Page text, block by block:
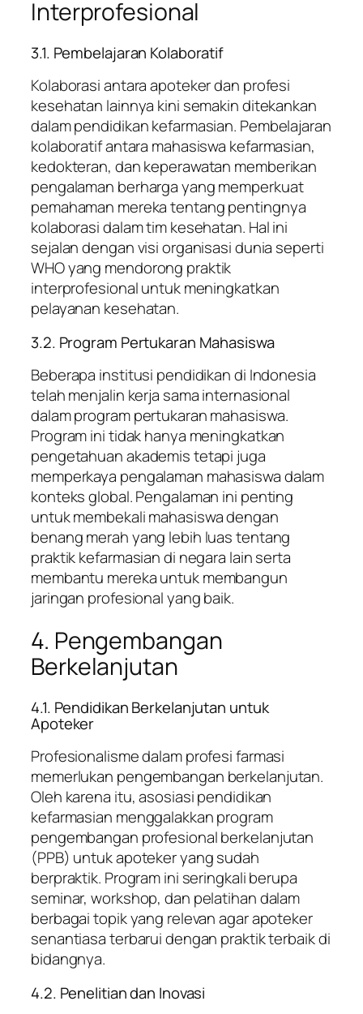
Interprofesional
3.1. Pembelajaran Kolaboratif
Kolaborasi antara apoteker dan profesi
kesehatan lainnya kini semakin ditekankan
dalam pendidikan kefarmasian. Pembelajaran
kolaboratif antara mahasiswa kefarmasian,
kedokteran, dan keperawatan memberikan
pengalaman berharga yang memperkuat
pemahaman mereka tentang pentingnya
kolaborasi dalam tim kesehatan. Hal ini
sejalan dengan visi organisasi dunia seperti
WHO yang mendorong praktik
interprofesional untuk meningkatkan
pelayanan kesehatan.
3.2. Program Pertukaran Mahasiswa
Beberapa institusi pendidikan di Indonesia
telah menjalin kerja sama internasional
dalam program pertukaran mahasiswa.
Program ini tidak hanya meningkatkan
pengetahuan akademis tetapi juga
memperkaya pengalaman mahasiswa dalam
konteks global. Pengalaman ini penting
untuk membekali mahasiswa dengan
benang merah yang lebih luas tentang
praktik kefarmasian di negara lain serta
membantu mereka untuk membangun
jaringan profesional yang baik.
4. Pengembangan
Berkelanjutan
4.1. Pendidikan Berkelanjutan untuk
Apoteker
Profesionalisme dalam profesi farmasi
memerlukan pengembangan berkelanjutan.
Oleh karena itu, asosiasi pendidikan
kefarmasian menggalakkan program
pengembangan profesional berkelanjutan
(PPB) untuk apoteker yang sudah
berpraktik. Program ini seringkali berupa
seminar, workshop, dan pelatihan dalam
berbagai topik yang relevan agar apoteker
senantiasa terbarui dengan praktik terbaik di
bidangnya.
4.2. Penelitian dan Inovasi